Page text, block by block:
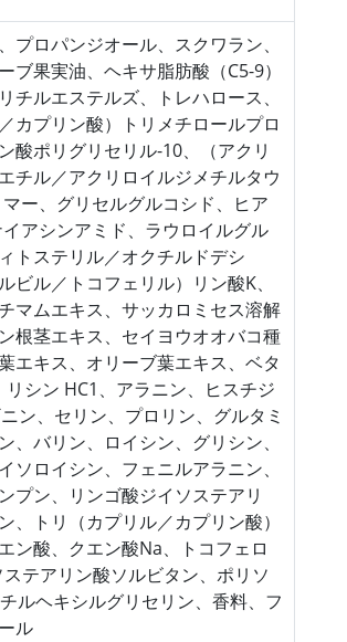
プロパンジオール、スクワラン、
ブ果実油、ヘキサ脂肪酸（C5-9）
チルエステルズ、トレハロース、
カプリン酸）トリメチロールプロ
酸ポリグリセリル-10、（アクリ
チル／アクリロイルジメチルタウ
ー、グリセルグルコシド、ヒア
アシンアミド、ラウロイルグル
トステリル／オクチルドデシ
ビル／トコフェリル）リン酸K、
マムエキス、サッカロミセス溶解
根茎エキス、セイヨウオオバコ種
エキス、オリーブ葉エキス、ベタ
リシン HC1、アラニン、ヒスチジ
ン、セリン、プロリン、グルタミ
、バリン、ロイシン、グリシン、
ソロイシン、フェニルアラニン、
プン、リンゴ酸ジイソステアリ
、トリ（カプリル／カプリン酸）
ン酸、クエン酸Na、トコフェロ
テアリン酸ソルビタン、ポリソ
ルヘキシルグリセリン、香料、フ
ル